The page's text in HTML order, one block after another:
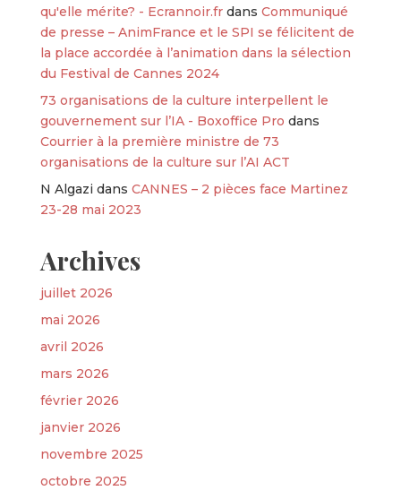
qu'elle mérite? - Ecrannoir.frdans Communiqué
de presse – AnimFrance et le SPI se félicitent de
la place accordée à l’animation dans la sélection
du Festival de Cannes 2024
73 organisations de la culture interpellent le
gouvernement sur l’IA - Boxoffice Pro dans
Courrier à la première ministre de 73
organisations de la culture sur l’AI ACT
N Algazi dans CANNES – 2 pièces face Martinez
23-28 mai 2023
Archives
juillet 2026
mai 2026
avril 2026
mars 2026
février 2026
janvier 2026
novembre 2025
octobre 2025